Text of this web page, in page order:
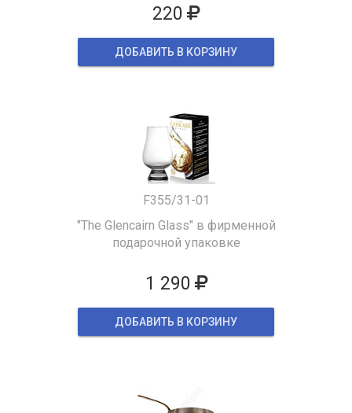
220
ДОБАВИТЬ В КОРЗИНУ
F355/31-01
"The Glencairn Glass" в фирменной
подарочной упаковке
1 290
ДОБАВИТЬ В КОРЗИНУ